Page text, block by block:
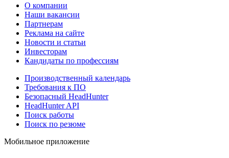
О компании
Наши вакансии
Партнерам
Реклама на сайте
Новости и статьи
Инвесторам
Кандидаты по профессиям
Производственный календарь
Требования к ПО
Безопасный HeadHunter
HeadHunter API
Поиск работы
Поиск по резюме
Мобильное приложение